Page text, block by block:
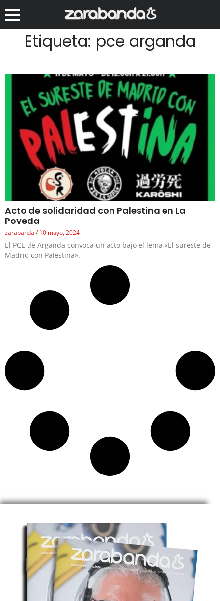
Etiqueta: pce arganda
Acto de solidaridad con Palestina en La
Poveda
zarabanda 10 mayo, 2024
El PCE de Arganda convoca un acto bajo el lema «El sureste de
Madrid con Palestina».